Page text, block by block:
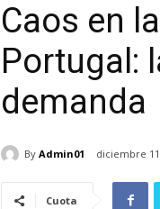
Caos en
Portugal:
demanda
By Admin01 diciembre
Cuota